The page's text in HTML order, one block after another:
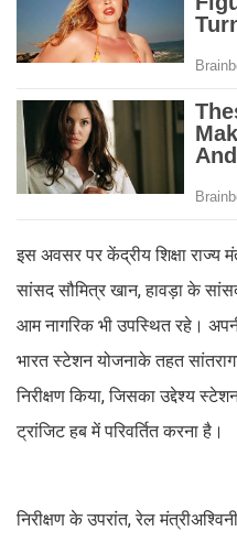
इस अवसर पर केंद्रीय शिक्षा राज्य
सांसद सौमित्र खान, हावड़ा के
आम नागरिक भी उपस्थित रहे।
भारत स्टेशन योजनाके तहत
निरीक्षण किया, जिसका उद्देश्य
ट्रांजिट हब में परिवर्तित करना है।
निरीक्षण के उपरांत, रेल